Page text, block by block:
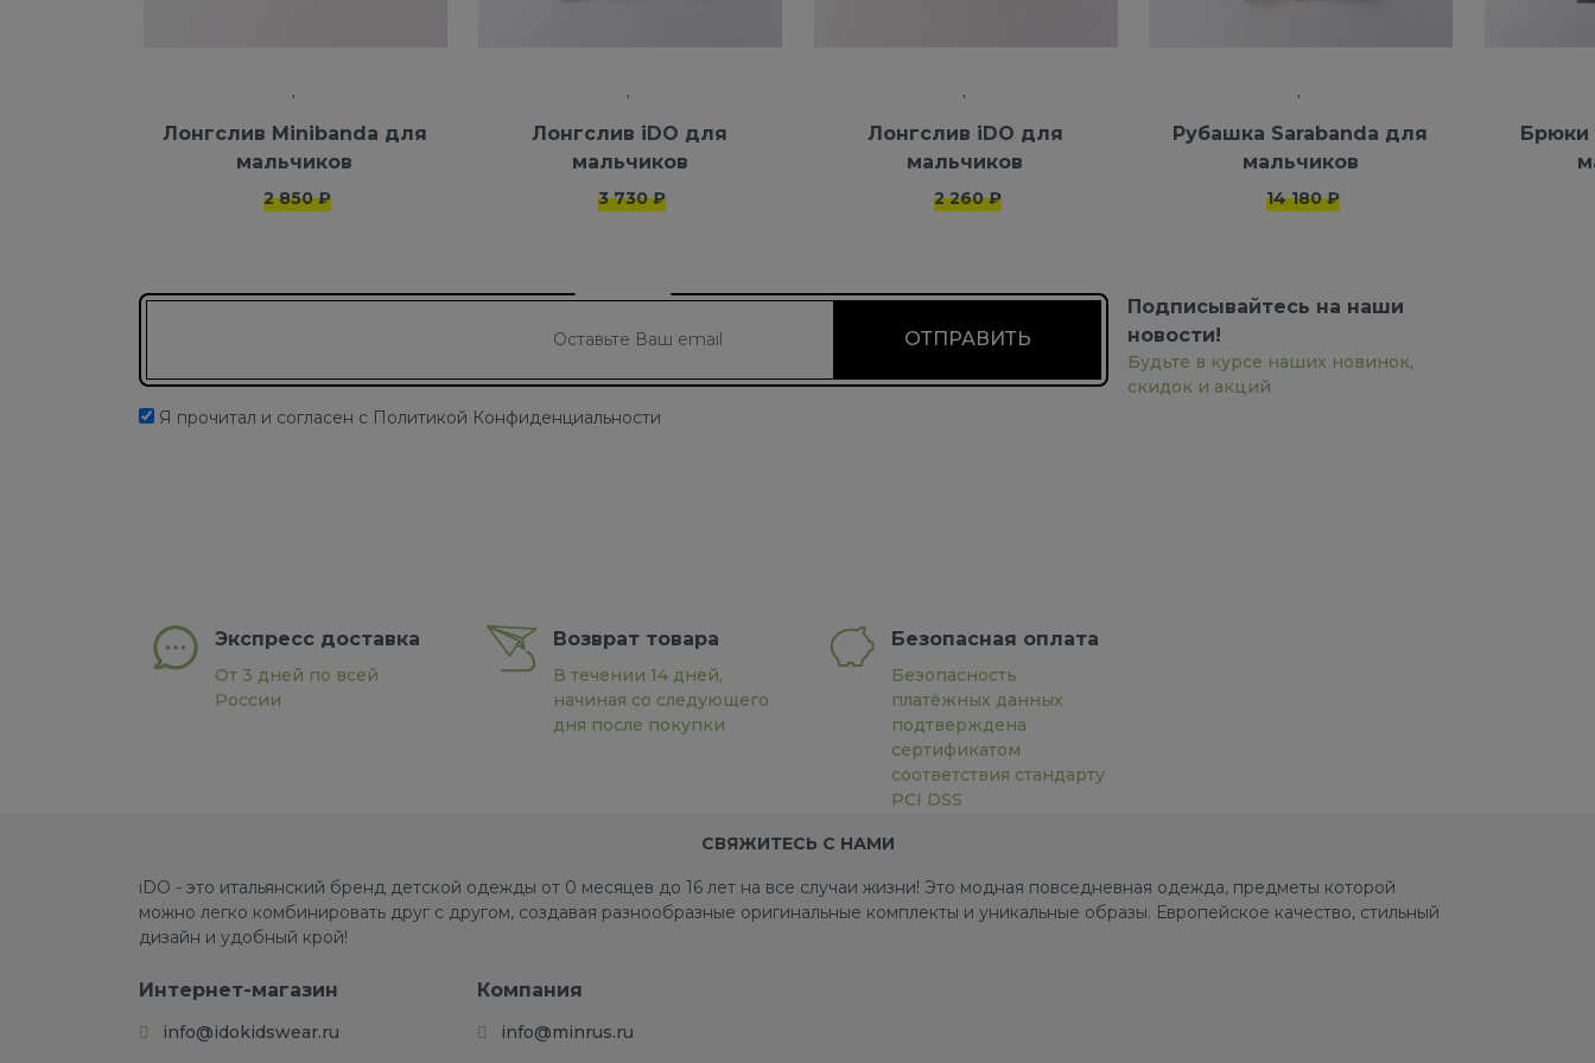
Лонгслив Minibanda для
мальчиков
2 850 ₽
Лонгслив iDO для
мальчиков
3 730 ₽
Лонгслив iDO для
мальчиков
2 260 ₽
Рубашка Sarabanda для
мальчиков
14 180 ₽
Брюки
Подписывайтесь на наши
новости!
Будьте в курсе наших новинок,
скидок и акций
Я прочитал и согласен с Политикой Конфиденциальности
Экспресс доставка
От 3 дней по всей
России
Возврат товара
В течении 14 дней,
начиная со следующего
дня после покупки
Безопасная оплата
Безопасность
платёжных данных
подтверждена
сертификатом
соответствия стандарту
PCI DSS
СВЯЖИТЕСЬ С НАМИ
iDO - это итальянский бренд детской одежды от 0 месяцев до 16 лет на все случаи жизни! Это модная повседневная одежда, предметы которой
можно легко комбинировать друг с другом, создавая разнообразные оригинальные комплекты и уникальные образы. Европейское качество, стильный
дизайн и удобный крой!
Интернет-магазин
info@idokidswear.ru
Компания
info@minrus.ru